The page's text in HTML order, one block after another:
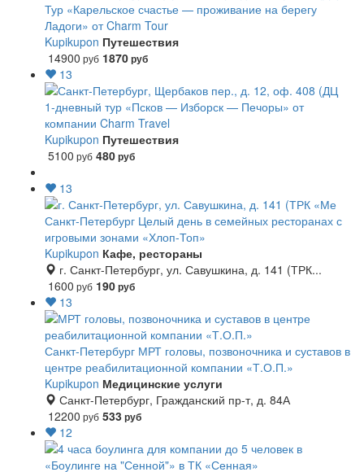
Тур «Карельское счастье — проживание на берегу
Ладоги» от Charm Tour
Kupikupon Путешествия
14900 руб 1870руб
13
1-дневный тур «Псков — Изборск — Печоры» от
компании Charm Travel
Kupikupon Путешествия
5100 руб 480руб
13
Санкт-Петербург Целый день в семейных ресторанах с
игровыми зонами «Хлоп-Топ»
Kupikupon Кафе, рестораны
г. Санкт-Петербург, ул. Савушкина, д. 141 (ТРК...
1600 руб 190руб
13
Санкт-Петербург МРТ головы, позвоночника и суставов в
центре реабилитационной компании «Т.О.П.»
Kupikupon Медицинские услуги
Санкт-Петербург, Гражданский пр-т, д. 84А
12200 руб 533руб
12